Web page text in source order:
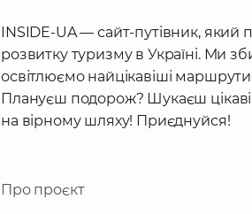
INSIDE-UA — сайт-путівник, який
розвитку туризму в Україні. Ми
освітлюємо найцікавіші маршрути
Плануєш подорож? Шукаєш цікаві
на вірному шляху! Приєднуйся!
Про проєкт